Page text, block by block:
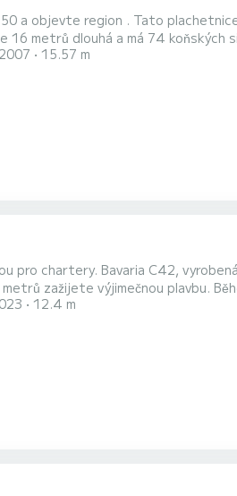
a objevte region . Tato
2007 15.57 m
pro chartery. Bavaria C42,
12.4 m